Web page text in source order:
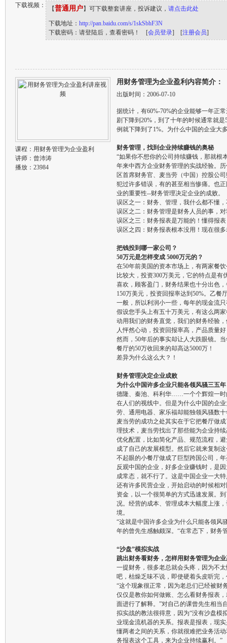
下载视频： 【普通用户】可下载整套讲座，投诉建议， 请点击此处
下载地址： http://pan.baidu.com/s/1skSbhF3N
下载密码：请登陆后，查看密码！ [会员登录] [注册会员]
课程： 用财务管理为企业盈利
讲师： 曾沛涛
播放：23984
用财务管理为企业盈利内容简介：
出版时间：2006-07-10
据统计，有60%-70%的企业能够一年正
剧下降到20%，到了十年的时候通常就
例就下降到了1%。为什么中国的企业大
财务管理，找到企业持续赚钱的奥秘
“如果你不想你的公司持续赚钱，那就根
年来中西方企业财务管理的实战经验。
区首席财务官、麦当劳（中国）控股公
犯过许多错误，有的甚至相当惨痛。也
业的重要性--财务管理决定企业的成败。
误区之一：财务、管理，我什么都不懂
误区之二：财务管理是财务人员的事，
误区之三：财务报表是万能的！懂得报
误区之四：财务报表根本没用！现在很
把钱投到哪一家公司？
50万元是怎样变成 5000万元的？
在50年前美国的资本市场上，有两家餐
比较大，投资300万美元，它的特点是
喜欢，顾客盈门，财务结果也十分出色
150万美元，投资回报率达到50%。乙餐
一般，所以利润小一些，每年的现金流
假设您手头上有五十万美元，有这么两
动用我们的财务直觉，我们的财务经验
人怦然心动，投资回报率高，产品质量
然而，50年后的事实却让人大跌眼镜。
餐厅的50万收回来的却高达5000万！
差异为什么这么大？！
财务管理决定企业成败
为什么中国许多企业只能各领风骚三五
德隆、秦池、科利华……一个个辉煌一时
在人们的视线中。但是为什么中国的企
劳、通用电器、家乐福却能独领风骚数
麦当劳的成功之处其实在于它把餐厅做
理技术，麦当劳找出了那些能为企业持
优化配置，比如简化产品、规范流程，
成了自己的发展模型。然后它就来复制
不起眼的小餐厅做成了巨型跨国公司，
反观中国的企业，好多企业赚钱时，是
成常态，就不行了。这是中国企业一大
还有许多民营企业，开始启动的时候相
资金，以一个很简单的方式迅速发展。
况。经营的成本、管理成本大幅度上涨
境。
“这就是中国许多企业为什么只能各领风
年的曾先生感触颇深。“在常态下，财务
“沙盘”模拟实战
跳出财务看财务，怎样用财务管理为企
一提财务，很多老总就会头疼，因为不
吧，枯燥乏味不说，即使硬着头皮听完
“这个现象很正常，因为老总们已经被财
仅仅是教你如何做账、怎么看财务报表
面进行了解释。”对自己的课曾先生相当
拟实战的教法很得意，因为“没有沙盘模
业现金流机器的关系。报表是报表，现
懂两者之间的关系，你就很难把业务活
务报表这个工具，来为企业持续赢利。”